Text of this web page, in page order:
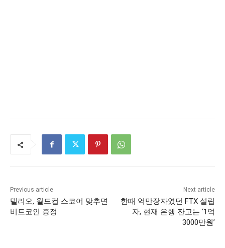
Previous article
델리오, 월드컵 스코어 맞추면
비트코인 증정
Next article
한때 억만장자였던 FTX 설립
자, 현재 은행 잔고는 ‘1억
3000만원’